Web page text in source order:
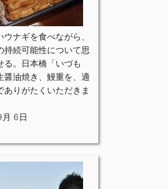
ウナギを食べながら、
持続可能性について思
る。日本橋「いづも
醤油焼き、鰻重を、適
ありがたくいただきま
月 6日